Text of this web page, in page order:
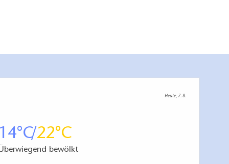
Heute, 7. 8.
14 22
bewölkt